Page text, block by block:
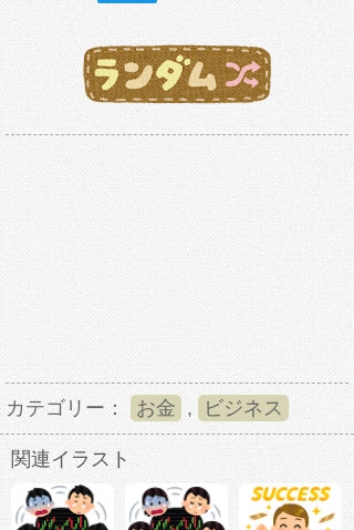
カテゴリー： お金 , ビジネス
関連イラスト